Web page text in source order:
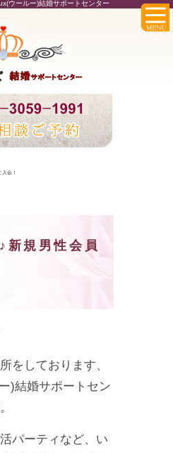
ウールー)結婚サポートセンター
会！
新規男性会員
をしております、
)結婚サポートセン
パーティなど、い